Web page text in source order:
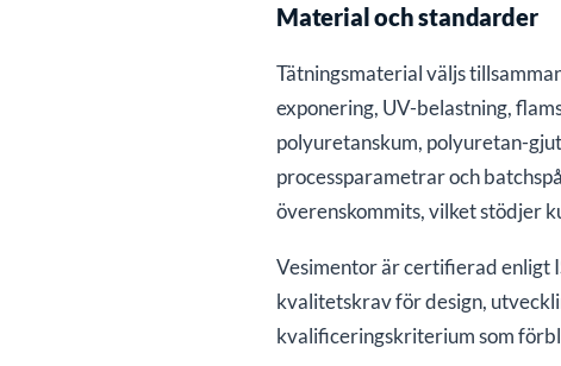
Material och standarder
Tätningsmaterial väljs
exponering, UV-belastning,
polyuretanskum, polyuretan-
processparametrar och
överenskommits, vilket stödjer
Vesimentor är certifierad enligt
kvalitetskrav för design,
kvalificeringskriterium som